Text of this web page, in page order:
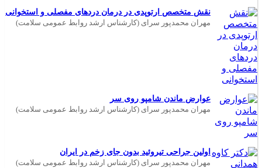
نقش متخصص ارتوپدی در درمان دردهای مفصلی و استخوانی
مهران محمدپور سرای (کارشناس ارشد روابط عمومی سلامت)
عوارض ماندن شامپو روی سر
مهران محمدپور سرای (کارشناس ارشد روابط عمومی سلامت)
اولین جراحی تیروئید بدون جای زخم در ایران
مهران محمدپور سرای (کارشناس ارشد روابط عمومی سلامت)